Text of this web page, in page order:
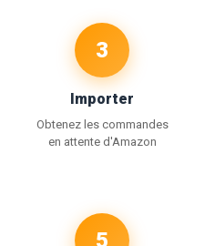
3
Importer
Obtenez les commandes
en attente d'Amazon
5